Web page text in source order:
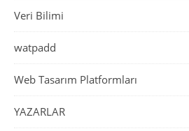
Veri Bilimi
watpadd
Web Tasarım Platformları
YAZARLAR